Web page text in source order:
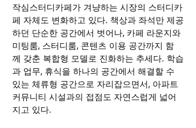
작심스터디카페가 겨냥하는 시장의 스터디카
페 자체도 변화하고 있다. 책상과 좌석만 제공
하던 단순한 공간에서 벗어나, 카페 라운지와
미팅룸, 스터디룸, 콘텐츠 이용 공간까지 함
께 갖춘 복합형 모델로 진화하는 추세다. 학습
과 업무, 휴식을 하나의 공간에서 해결할 수
있는 체류형 공간으로 자리잡으면서, 아파트
커뮤니티 시설과의 접점도 자연스럽게 넓어
지고 있다.